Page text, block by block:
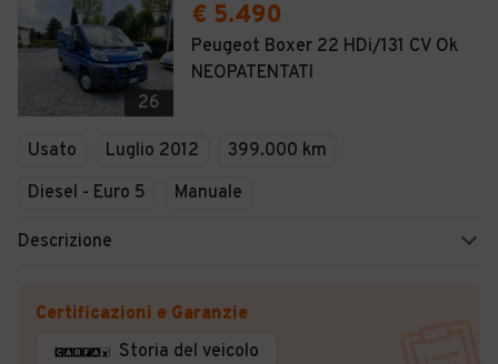
26
€ 5.490
Peugeot Boxer 22 HDi/131 CV Ok
NEOPATENTATI
Usato Luglio 2012
399.000 km
Diesel - Euro 5
Manuale
Descrizione
Certificazioni e Garanzie
Storia del veicolo